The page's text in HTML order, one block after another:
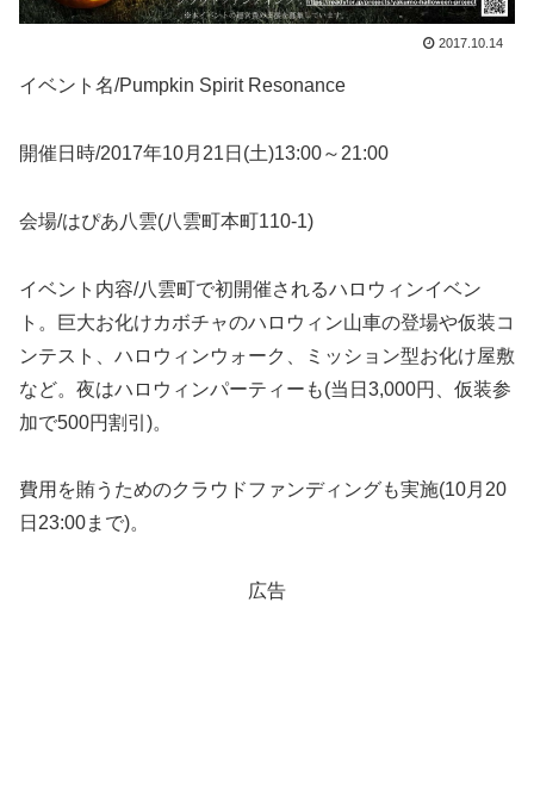
2017.10.14
イベント名/Pumpkin Spirit Resonance
開催日時/2017年10月21日(土)13:00～21:00
会場/はぴあ八雲(八雲町本町110-1)
イベント内容/八雲町で初開催されるハロウィンイベン
ト。巨大お化けカボチャのハロウィン山車の登場や仮装コ
ンテスト、ハロウィンウォーク、ミッション型お化け屋敷
など。夜はハロウィンパーティーも(当日3,000円、仮装参
加で500円割引)。
費用を賄うためのクラウドファンディングも実施(10月20
日23:00まで)。
広告